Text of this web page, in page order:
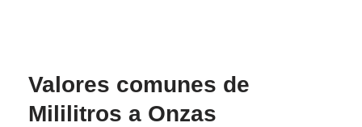
Valores comunes de
Mililitros a Onzas